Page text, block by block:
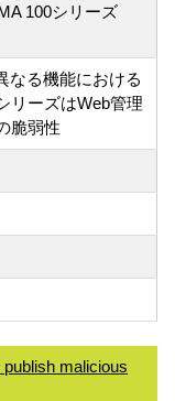
100シリーズ
なる機能における
リーズはWeb管理
脆弱性
malicious